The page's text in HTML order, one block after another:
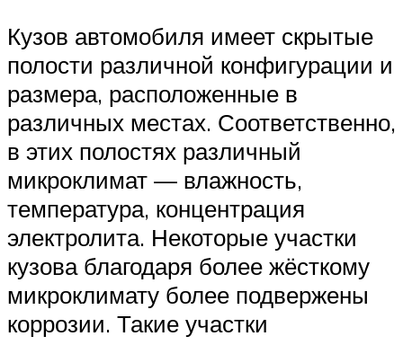
Кузов автомобиля имеет скрытые
полости различной конфигурации и
размера, расположенные в
различных местах. Соответственно,
в этих полостях различный
микроклимат — влажность,
температура, концентрация
электролита. Некоторые участки
кузова благодаря более жёсткому
микроклимату более подвержены
коррозии. Такие участки